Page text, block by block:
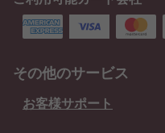
その他のサービス
お客様サポート